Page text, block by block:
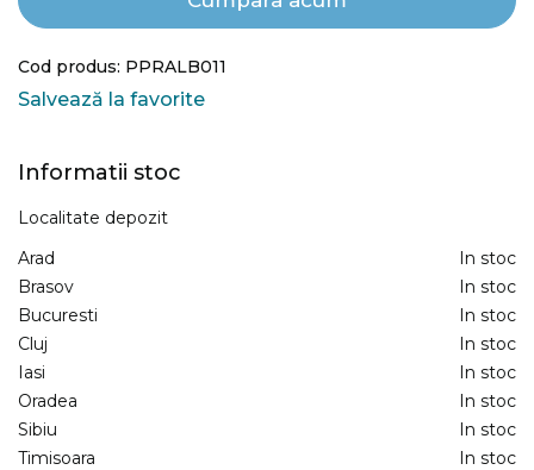
Cod produs: PPRALB011
Salvează la favorite
Informatii stoc
Localitate depozit
Arad
In stoc
Brasov
In stoc
Bucuresti
In stoc
Cluj
In stoc
Iasi
In stoc
Oradea
In stoc
Sibiu
In stoc
Timisoara
In stoc